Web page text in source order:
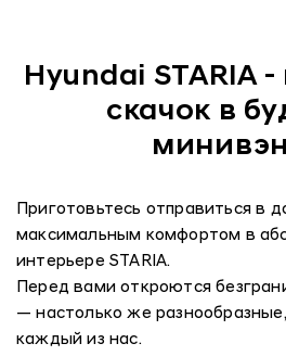
Hyundai STARIA
скачок в
Приготовьтесь отправиться в
максимальным комфортом в
интерьере STARIA.
Перед вами откроются
— настолько же
каждый из нас.